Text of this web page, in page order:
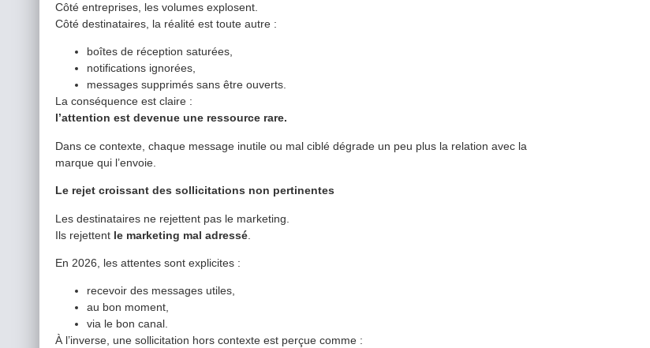
Côté entreprises, les volumes explosent.
Côté destinataires, la réalité est toute autre :
boîtes de réception saturées,
notifications ignorées,
messages supprimés sans être ouverts.
La conséquence est claire :
l’attention est devenue une ressource rare.
Dans ce contexte, chaque message inutile ou mal ciblé dégrade un peu plus la relation avec la
marque qui l’envoie.
Le rejet croissant des sollicitations non pertinentes
Les destinataires ne rejettent pas le marketing.
Ils rejettent le marketing mal adressé
En 2026, les attentes sont explicites :
recevoir des messages utiles,
au bon moment,
via le bon canal.
À l’inverse, une sollicitation hors contexte est perçue comme :